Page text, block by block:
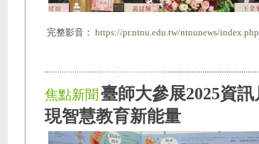
完整影音： https://pr.ntnu.edu.tw/ntnunews/
焦點新聞臺師大參展2025資
現智慧教育新能量